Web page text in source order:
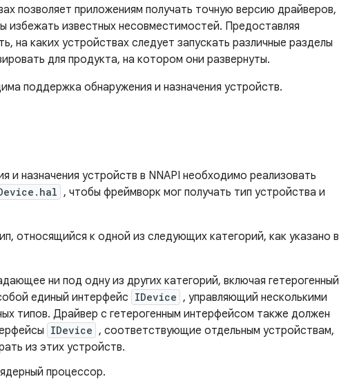
позволяет приложениям получать точную версию драйверов,
избежать известных несовместимостей. Предоставляя
на каких устройствах следует запускать различные разделы
для продукта, на котором они развернуты.
поддержка обнаружения и назначения устройств.
и назначения устройств в NNAPI необходимо реализовать
, чтобы фреймворк мог получать тип устройства и
относящийся к одной из следующих категорий, как указано в
ни под одну из других категорий, включая гетерогенный
единый интерфейс IDevice , управляющий несколькими
типов. Драйвер с гетерогенным интерфейсом также должен
IDevice , соответствующие отдельным устройствам,
из этих устройств.
процессор.